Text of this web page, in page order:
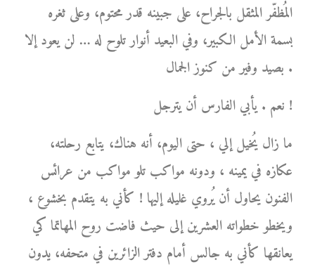
المُظفّر المثقل بالجراح، على جبينه قدر محتوم، وعلى ثغره
بسمة الأمل الكبير، وفي البعيد أنوار تلوح له … لن يعود إلا
بصيد وفير من كنوز الجمال .
نعم . يأبي الفارس أن يترجل !
ما زال يُخيل إلي ، حتى اليوم، أنه هناك، يتابع رحلته،
عكازه في يمينه ، ودونه مواكب تلو مواكب من عرائس
الفنون يحاول أن يُروي غليله إليها ! كأني به يتقدم بخشوع ،
ويخطو خطواته العشرين إلى حيث فاضت روح المهاتما كي
يعانقها كأني به جالس أمام دفتر الزائرين في متحفه، يدون